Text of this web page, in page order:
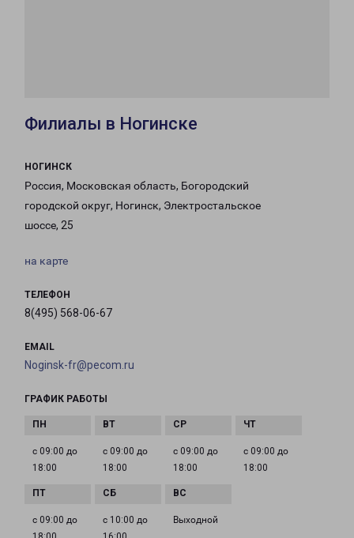
Филиалы в Ногинске
НОГИНСК
Россия, Московская область, Богородский
городской округ, Ногинск, Электростальское
шоссе, 25
на карте
ТЕЛЕФОН
8(495) 568-06-67
EMAIL
Noginsk-fr@pecom.ru
ГРАФИК РАБОТЫ
с 09:00 до
18:00
с 09:00 до
18:00
с 09:00 до
18:00
с 09:00 до
18:00
с 09:00 до
с 10:00 до
Выходной